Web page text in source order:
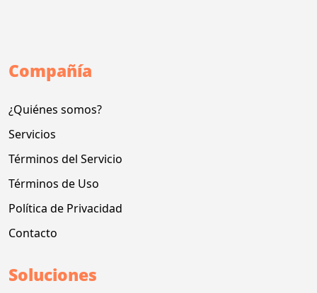
Compañía
¿Quiénes somos?
Servicios
Términos del Servicio
Términos de Uso
Política de Privacidad
Contacto
Soluciones